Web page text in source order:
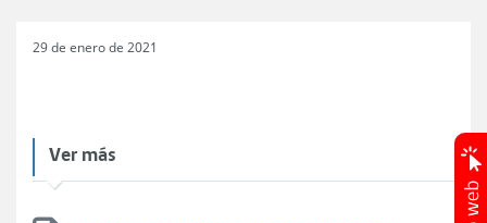
29 de enero de 2021
Ver más